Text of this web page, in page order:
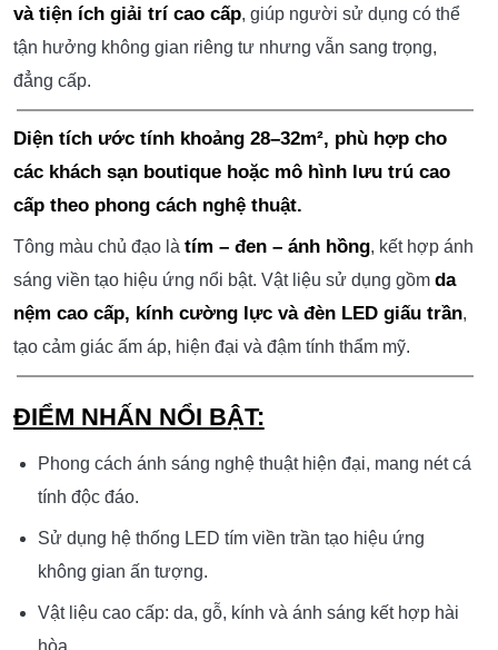
Không gian phòng khách sạn được thiết kế theo phong
cáchhiện đại kết hợp ánh sáng nghệ thuật, nổi bật với
tông tím chủ đạo
cá tính.
Khu vực giường ngủ được bố trí tại trung tâm, bao quanh
bởi hệ khung trang trí dạng mái vòm tinh tế, tạo điểm
nhấn độc đáo trong tổng thể không gian.
Các mảng tường được bọc nệm da cao cấp, ánh sáng
LED tím hắt nhẹ tạo chiều sâu và cảm giác thư giãn. Thiết
kế sử dụngkính trong suốt kết hợp sàn gạch đen
bóng, mang lại hiệu ứng phản chiếu hiện đại, mở rộng
Phòng được tích hợp hệ thốngchiếu sáng thông minh
và tiện ích giải trí cao cấp, giúp người sử dụng có thể
tận hưởng không gian riêng tư nhưng vẫn sang trọng,
đẳng cấp.
các khách sạn boutique hoặc mô hình lưu trú cao